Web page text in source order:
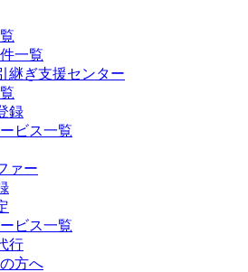
一覧
継ぎ支援センター
録
ビス一覧
ァー
ビス一覧
行
方へ